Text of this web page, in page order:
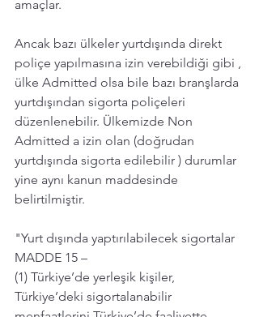
amaçlar.
Ancak bazı ülkeler yurtdışında direkt
poliçe yapılmasına izin verebildiği gibi ,
ülke Admitted olsa bile bazı branşlarda
yurtdışından sigorta poliçeleri
düzenlenebilir. Ülkemizde Non
Admitted a izin olan (doğrudan
yurtdışında sigorta edilebilir ) durumlar
yine aynı kanun maddesinde
belirtilmiştir.
"Yurt dışında yaptırılabilecek sigortalar
MADDE 15 –
(1) Türkiye’de yerleşik kişiler,
Türkiye’deki sigortalanabilir